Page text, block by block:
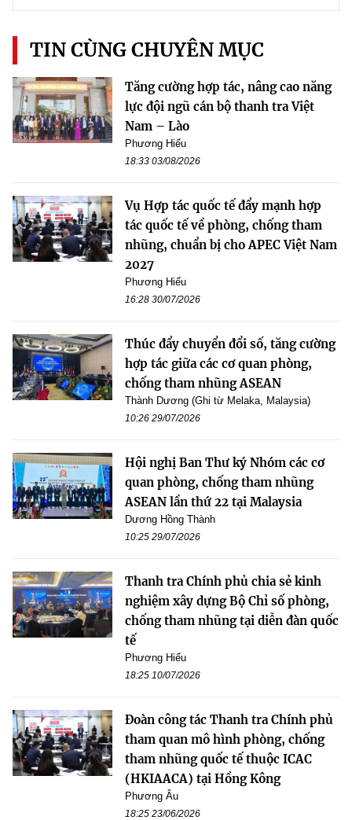
TIN CÙNG CHUYÊN MỤC
Tăng cường hợp tác, nâng cao năng
lực đội ngũ cán bộ thanh tra Việt
Nam – Lào
Phương Hiếu
18:33 03/08/2026
Vụ Hợp tác quốc tế đẩy mạnh hợp
tác quốc tế về phòng, chống tham
nhũng, chuẩn bị cho APEC Việt Nam
2027
Phương Hiếu
16:28 30/07/2026
Thúc đẩy chuyển đổi số, tăng cường
hợp tác giữa các cơ quan phòng,
chống tham nhũng ASEAN
Thành Dương (Ghi từ Melaka, Malaysia)
10:26 29/07/2026
Hội nghị Ban Thư ký Nhóm các cơ
quan phòng, chống tham nhũng
ASEAN lần thứ 22 tại Malaysia
Dương Hồng Thành
10:25 29/07/2026
Thanh tra Chính phủ chia sẻ kinh
nghiệm xây dựng Bộ Chỉ số phòng,
chống tham nhũng tại diễn đàn quốc
tế
Phương Hiếu
18:25 10/07/2026
Đoàn công tác Thanh tra Chính phủ
tham quan mô hình phòng, chống
tham nhũng quốc tế thuộc ICAC
(HKIAACA) tại Hồng Kông
Phương Âu
18:25 23/06/2026